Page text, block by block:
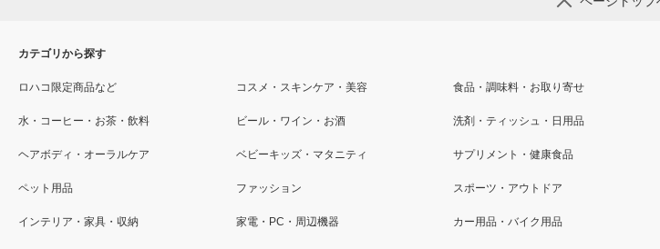
カテゴリから探す
ロハコ限定商品など コスメ・スキンケア・美容 食品・調味料・お取り寄せ
水・コーヒー・お茶・飲料 ビール・ワイン・お酒 洗剤・ティッシュ・日用品
ヘアボディ・オーラルケア ベビーキッズ・マタニティ サプリメント・健康食品
ペット用品 ファッション スポーツ・アウトドア
インテリア・家具・収納 家電・PC・周辺機器 カー用品・バイク用品